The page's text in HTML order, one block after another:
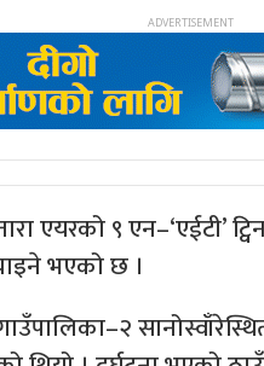
एयरको ९ एन–‘एईटी’
भएको छ ।